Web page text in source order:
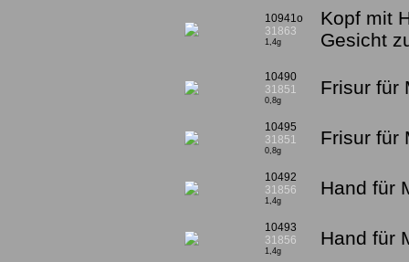
10941o
31863
1,4g
Kopf mit
Gesicht
10490
31851
0,8g
Frisur für
10495
31851
0,8g
Frisur für
10492
31856
1,4g
Hand für
10493
31856
1,4g
Hand für